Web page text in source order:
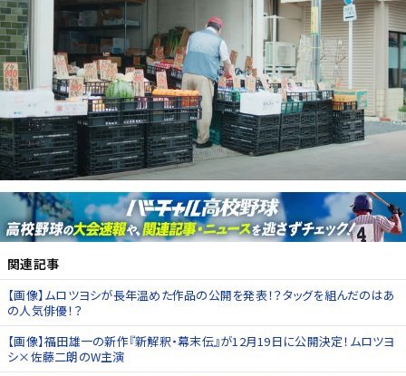
関連記事
【画像】ムロツヨシが長年温めた作品の公開を発表！？タッグを組んだのはあ
の人気俳優！？
【画像】福田雄一の新作『新解釈・幕末伝』が12月19日に公開決定！ムロツヨ
シ×佐藤二朗のW主演